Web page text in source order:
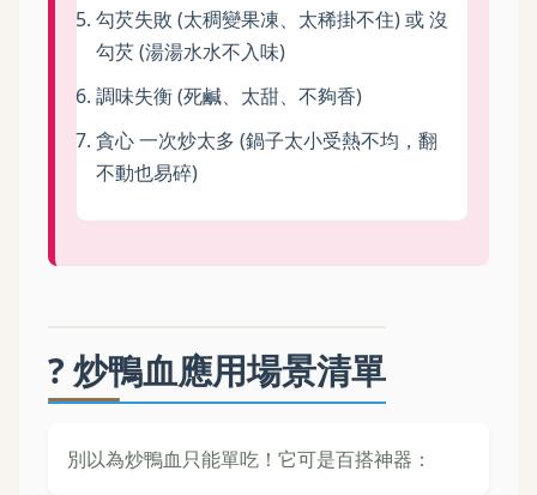
勾芡失敗 (太稠變果凍、太稀掛不住) 或 沒
勾芡 (湯湯水水不入味)
調味失衡 (死鹹、太甜、不夠香)
貪心 一次炒太多 (鍋子太小受熱不均，翻
不動也易碎)
?️ 炒鴨血應用場景清單
別以為炒鴨血只能單吃！它可是百搭神器：